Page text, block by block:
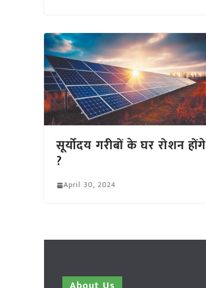
सूर्योदय गरीबों के घर रोशन होंगे
?
April 30, 2024